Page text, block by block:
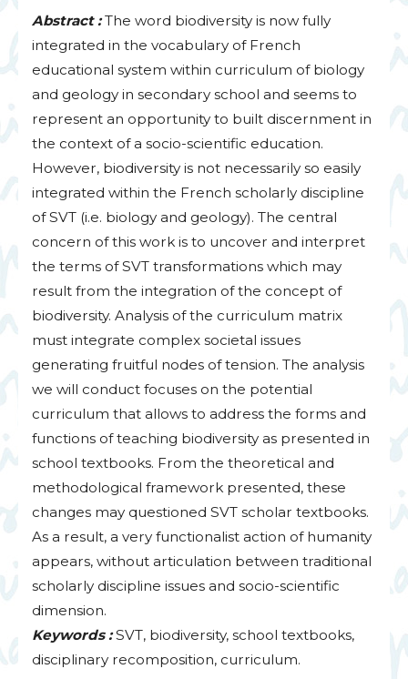
Abstract : The word biodiversity is now fully
integrated in the vocabulary of French
educational system within curriculum of biology
and geology in secondary school and seems to
represent an opportunity to built discernment in
the context of a socio-scientific education.
However, biodiversity is not necessarily so easily
integrated within the French scholarly discipline
ofSVT (i.e. biology and geology). The central
concern of this work is to uncover and interpret
the terms ofSVT transformations which may
result from the integration of the concept of
biodiversity. Analysis of the curriculum matrix
must integrate complex societal issues
generating fruitful nodes of tension. The analysis
we will conduct focuses on the potential
curriculum that allows to address the forms and
functions of teaching biodiversity as presented in
school textbooks. From the theoretical and
methodological framework presented, these
changes may questioned SVT scholar textbooks.
As a result, a very functionalist action of humanity
appears, without articulation between traditional
scholarly discipline issues and socio-scientific
dimension.
Keywords : SVT, biodiversity, school textbooks,
disciplinary recomposition, curriculum.